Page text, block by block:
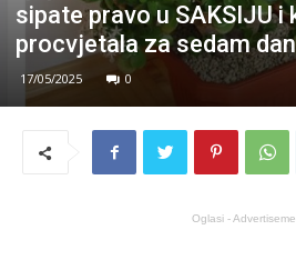
sipate pravo u SAKSIJU i
procvjetala za sedam
17/05/2025 0
Oglasi -